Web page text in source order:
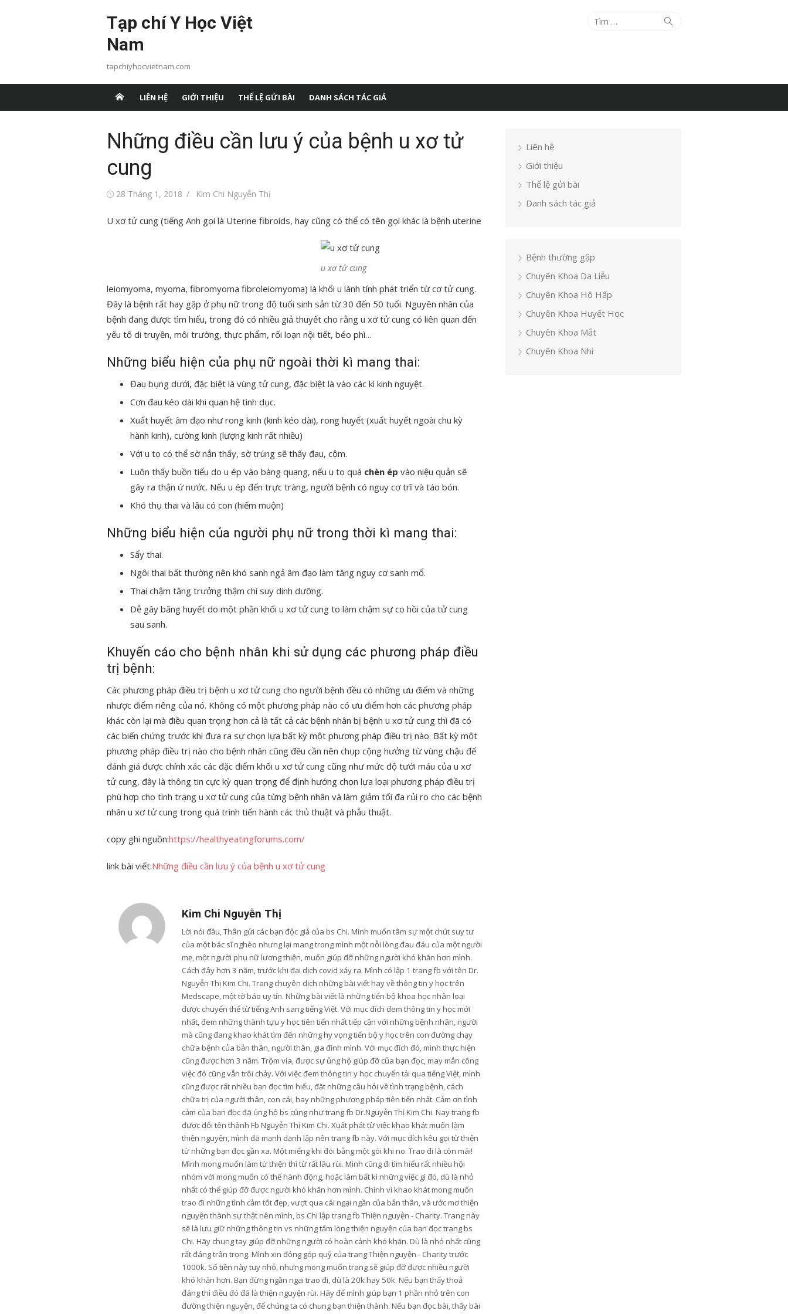
Tạp chí Y Học Việt
Nam
tapchiyhocvietnam.com
Tìm
Tìm
LIÊN HỆ GIỚI THIỆU THỂ LỆ GỬI BÀI DANH SÁCH TÁC GIẢ
Những điều cần lưu ý của bệnh u xơ tử
cung
Đăng28 Tháng 1, 2018
Tác
Kim Chi Nguyễn Thị
U xơ tử cung (tiếng Anh gọi là Uterine fibroids, hay cũng có thể có tên gọi khác là bệnh uterine
u xơ tử cung
leiomyoma, myoma, fibromyoma fibroleiomyoma) là khối u lành tính phát triển từ cơ tử cung.
Đây là bệnh rất hay gặp ở phụ nữ trong độ tuổi sinh sản từ 30 đến 50 tuổi. Nguyên nhân của
bệnh đang được tìm hiểu, trong đó có nhiều giả thuyết cho rằng u xơ tử cung có liên quan đến
yếu tố di truyền, môi trường, thực phẩm, rối loạn nội tiết, béo phì…
Những biểu hiện của phụ nữ ngoài thời kì mang thai:
Đau bụng dưới, đặc biệt là vùng tử cung, đặc biệt là vào các kì kinh nguyệt.
Cơn đau kéo dài khi quan hệ tình dục.
Xuất huyết âm đạo như rong kinh (kinh kéo dài), rong huyết (xuất huyết ngoài chu kỳ
hành kinh), cường kinh (lượng kinh rất nhiều)
Với u to có thể sờ nắn thấy, sờ trúng sẽ thấy đau, cộm.
Luôn thấy buồn tiểu do u ép vào bàng quang, nếu u to quá chèn ép vào niệu quản sẽ
gây ra thận ứ nước. Nếu u ép đến trực tràng, người bệnh có nguy cơ trĩ và táo bón.
Khó thụ thai và lâu có con (hiếm muộn)
Những biểu hiện của người phụ nữ trong thời kì mang thai:
Sẩy thai.
Ngôi thai bất thường nên khó sanh ngả âm đạo làm tăng nguy cơ sanh mổ.
Thai chậm tăng trưởng thậm chí suy dinh dưỡng.
Dễ gây băng huyết do một phần khối u xơ tử cung to làm chậm sự co hồi của tử cung
sau sanh.
Khuyến cáo cho bệnh nhân khi sử dụng các phương pháp điều
trị bệnh:
Các phương pháp điều trị bệnh u xơ tử cung cho người bệnh đều có những ưu điểm và những
nhược điểm riêng của nó. Không có một phương pháp nào có ưu điểm hơn các phương pháp
khác còn lại mà điều quan trọng hơn cả là tất cả các bệnh nhân bị bệnh u xơ tử cung thì đã có
các biến chứng trước khi đưa ra sự chọn lựa bất kỳ một phương pháp điều trị nào. Bất kỳ một
phương pháp điều trị nào cho bệnh nhân cũng đều cần nên chụp cộng hưởng từ vùng chậu để
đánh giá được chính xác các đặc điểm khối u xơ tử cung cũng như mức độ tưới máu của u xơ
tử cung, đây là thông tin cực kỳ quan trọng để định hướng chọn lựa loại phương pháp điều trị
phù hợp cho tình trạng u xơ tử cung của từng bệnh nhân và làm giảm tối đa rủi ro cho các bệnh
nhân u xơ tử cung trong quá trình tiến hành các thủ thuật và phẫu thuật.
copy ghi nguồn:https://healthyeatingforums.com/
link bài viết:Những điều cần lưu ý của bệnh u xơ tử cung
Kim Chi Nguyễn Thị
Lời nói đầu, Thân gửi các bạn độc giả của bs Chi. Mình muốn tâm sự một chút suy tư
của một bác sĩ nghèo nhưng lại mang trong mình một nỗi lòng đau đáu của một người
mẹ, một người phụ nữ lương thiện, muốn giúp đỡ những người khó khăn hơn mình.
Cách đây hơn 3 năm, trước khi đại dịch covid xảy ra. Mình có lập 1 trang fb với tên Dr.
Nguyễn Thị Kim Chi. Trang chuyên dịch những bài viết hay về thông tin y học trên
Medscape, một tờ báo uy tín. Những bài viết là những tiến bộ khoa học nhân loại
được chuyển thể từ tiếng Anh sang tiếng Việt. Với mục đích đem thông tin y học mới
nhất, đem những thành tựu y học tiên tiến nhất tiếp cận với những bệnh nhân, người
mà cũng đang khao khát tìm đến những hy vọng tiến bộ y học trên con đường chạy
chữa bệnh của bản thân, người thân, gia đình mình. Với mục đích đó, mình thực hiện
cũng được hơn 3 năm. Trộm vía, được sự ủng hộ giúp đỡ của bạn đọc, may mắn công
việc đó cũng vẫn trôi chảy. Với việc đem thông tin y học chuyển tải qua tiếng Việt, mình
cũng được rất nhiều bạn đọc tìm hiểu, đặt những câu hỏi về tình trạng bệnh, cách
chữa trị của người thân, con cái, hay những phương pháp tiên tiến nhất. Cảm ơn tình
cảm của bạn đọc đã ủng hộ bs cũng như trang fb Dr.Nguyễn Thị Kim Chi. Nay trang fb
được đổi tên thành Fb Nguyễn Thị Kim Chi. Xuất phát từ việc khao khát muốn làm
thiện nguyện, mình đã mạnh dạnh lập nên trang fb này. Với mục đích kêu gọi từ thiện
từ những bạn đọc gần xa. Một miếng khi đói bằng một gói khi no. Trao đi là còn mãi!
Mình mong muốn làm từ thiện thì từ rất lâu rùi. Mình cũng đi tìm hiểu rất nhiều hội
nhóm với mong muốn có thể hành động, hoặc làm bất kì những việc gì đó, dù là nhỏ
nhất có thể giúp đỡ được người khó khăn hơn mình. Chính vì khao khát mong muốn
trao đi những tình cảm tốt đẹp, vượt qua cái ngại ngần của bản thân, và ước mơ thiện
nguyện thành sự thật nên mình, bs Chi lập trang fb Thiện nguyện - Charity. Trang này
sẽ là lưu giữ những thông tin vs những tấm lòng thiện nguyện của bạn đọc trang bs
Chi. Hãy chung tay giúp đỡ những người có hoàn cảnh khó khăn. Dù là nhỏ nhất cũng
rất đáng trân trọng. Mình xin đóng góp quỹ của trang Thiện nguyện - Charity trước
1000k. Số tiền này tuy nhỏ, nhưng mong muốn trang sẽ giúp đỡ được nhiều người
khó khăn hơn. Bạn đừng ngần ngại trao đi, dù là 20k hay 50k. Nếu bạn thấy thoả
đáng thì điều đó đã là thiện nguyện rùi. Hãy để mình giúp bạn 1 phần nhỏ trên con
đường thiện nguyện, để chúng ta có chung bạn thiện thành. Nếu bạn đọc bài, thấy bài
Liên hệ
Giới thiệu
Thể lệ gửi bài
Danh sách tác giả
Bệnh thường gặp
Chuyên Khoa Da Liễu
Chuyên Khoa Hô Hấp
Chuyên Khoa Huyết Học
Chuyên Khoa Mắt
Chuyên Khoa Nhi